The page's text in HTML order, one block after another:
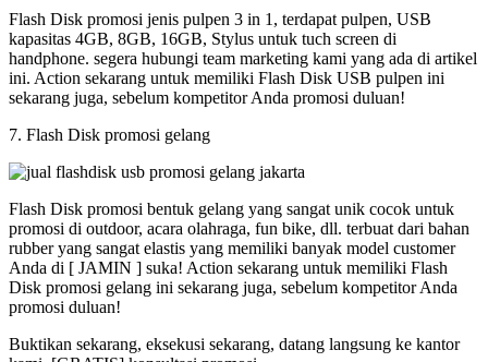
Flash Disk promosi jenis pulpen 3 in 1, terdapat pulpen, USB
kapasitas 4GB, 8GB, 16GB, Stylus untuk tuch screen di
handphone. segera hubungi team marketing kami yang ada di artikel
ini. Action sekarang untuk memiliki Flash Disk USB pulpen ini
sekarang juga, sebelum kompetitor Anda promosi duluan!
7. Flash Disk promosi gelang
Flash Disk promosi bentuk gelang yang sangat unik cocok untuk
promosi di outdoor, acara olahraga, fun bike, dll. terbuat dari bahan
rubber yang sangat elastis yang memiliki banyak model customer
Anda di [ JAMIN ] suka! Action sekarang untuk memiliki Flash
Disk promosi gelang ini sekarang juga, sebelum kompetitor Anda
promosi duluan!
Buktikan sekarang, eksekusi sekarang, datang langsung ke kantor